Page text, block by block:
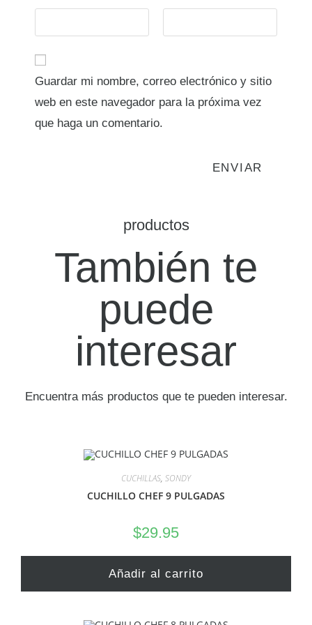
Guardar mi nombre, correo electrónico y sitio
web en este navegador para la próxima vez
que haga un comentario.
productos
También te
puede
interesar
Encuentra más productos que te pueden interesar.
CUCHILLAS, SONDY
CUCHILLO CHEF 9 PULGADAS
$29.95
Añadir al carrito